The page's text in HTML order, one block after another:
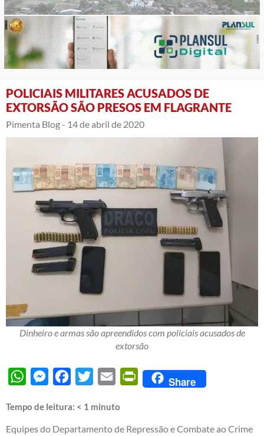
POLICIAIS MILITARES ACUSADOS DE
EXTORSÃO SÃO PRESOS EM FLAGRANTE
Pimenta Blog - 14 de abril de 2020
Dinheiro e armas são apreendidos com policiais acusados de
extorsão
WhatsAppMessengerFacebook
Twitter Email PrintFriendly
Share
Tempo de leitura: < 1 minuto
Equipes do Departamento de Repressão e Combate ao Crime